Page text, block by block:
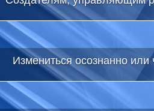
Измениться осознанно